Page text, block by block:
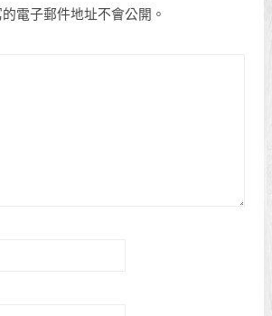
電子郵件地址不會公開。